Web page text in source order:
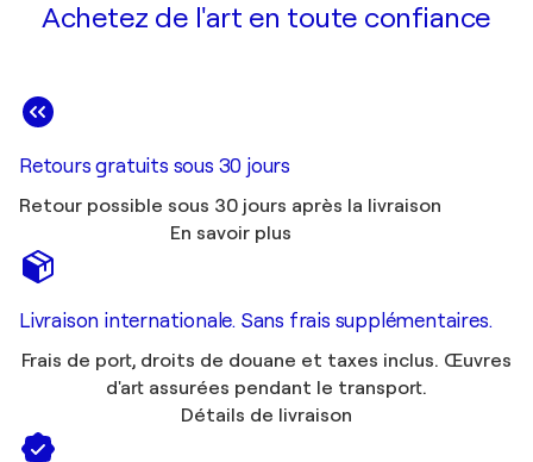
Achetez de l'art en toute confiance
Retours gratuits sous 30 jours
Retour possible sous 30 jours après la livraison
En savoir plus
Livraison internationale. Sans frais supplémentaires.
Frais de port, droits de douane et taxes inclus. Œuvres
d'art assurées pendant le transport.
Détails de livraison